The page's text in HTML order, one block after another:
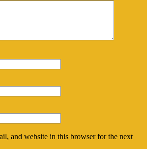
and website in this browser for the next